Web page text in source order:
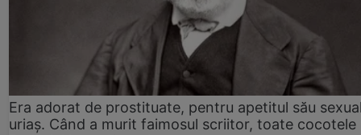
Era adorat de prostituate, pentru apetitul său
uriaș. Când a murit faimosul scriitor, toate cocotele